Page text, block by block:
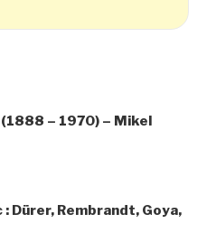
– 1970) – Mikel
Dürer, Rembrandt, Goya,